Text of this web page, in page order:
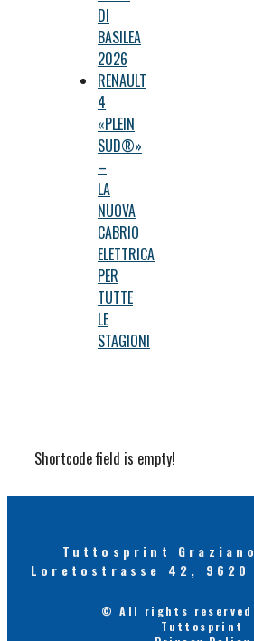
DI
BASILEA
2026
RENAULT
4
«PLEIN
SUD®»
–
LA
NUOVA
CABRIO
ELETTRICA
PER
TUTTE
LE
STAGIONI
Shortcode field is empty!
Tuttosprint
Loretostrasse 42,
© All rights reserved
Tuttosprint